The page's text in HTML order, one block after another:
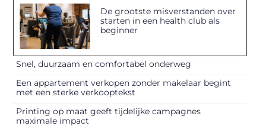
De grootste misverstanden over
starten in een health club als
beginner
Snel, duurzaam en comfortabel onderweg
Een appartement verkopen zonder makelaar begint
met een sterke verkooptekst
Printing op maat geeft tijdelijke campagnes
maximale impact